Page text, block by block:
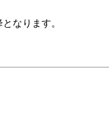
となります。